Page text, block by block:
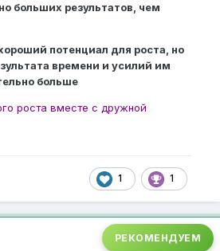
больших результатов, чем
потенциал для роста, но
времени и усилий им
больше
роста вместе с дружной
1 1
РЕКОМЕНДУЕМ